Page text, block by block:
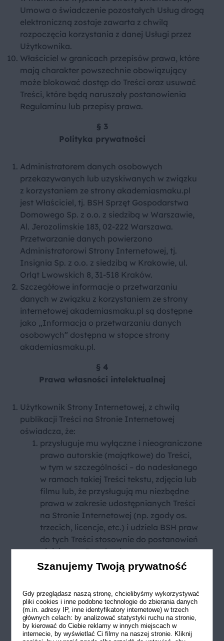
Umowa o świadczenie pozostałych Usług drogą
elektroniczną zostaje zawarta z chwilą
rozpoczęcia korzystania z danej Usługi przez
Użytkownika.
Właściciel w granicach przepisów prawa, które
mają charakter powszechnie obowiązujący
może blokować dostęp do Treści oraz usuwać
Treści, które będą naruszały postanowienia
Regulaminu lub przepisy prawa.
§ 3
Polityka prywatności
Administratorem danych osobowych
przekazywanych lub uzyskiwanych w związku
z korzystaniem ze strony akademiasmaku.pl
jest Właściciel, tj. BSH Sprzęt Gospodarstwa
Domowego Sp. z o.o. z siedzibą w Warszawie,
Al. Jerozolimskie 183, 02-222 Warszawa.
Przetwarzanie danych powierzono
Administratorowi Strony Internetowej, tj.
Insignia Sp. z o.o. z siedzibą w Krakowie, ul.
Orląt Lwowskich 8, 31-518 Kraków.
Szczegółowe informacje o przetwarzaniu
danych w związku z korzystaniem ze strony
internetowej akademiasmaku.pl są dostępne
jako „Informacja o przetwarzaniu danych
osobowych” dostępna w stopce strony
akademiasmaku.pl.
§ 4
Prawa własności intelektualnej
Użytkownik Strony Internetowej, z chwilą
publikacji Treści na Stronie Internetowej
oświadcza, że:
przysługuje mu wyłączne i nieograniczone
prawo autorskie (majątkowe) do Treści,
w tym w szczególności – do nadesłanego
w ramach takiej Treści tekstu, zdjęcia lub
filmu lub, że przysługują mu niezbędne
prawa w zakresie udostępnianych Treści
na Stronie Internetowej (np. zgody os.
trzecich, licencje, etc.) i udziela BSH praw
do tych Treści stosownie do postanowień
niniejszego Regulaminu;
Treści zamieszczane przez Użytkownika
i innymi prawami osób trzecich, a także –
że nie narusza żadnych praw ani prawnie
chronionych dóbr osób trzecich;
Treści zamieszczane przez Użytkownika
Szanujemy Twoją prywatność
Gdy przeglądasz naszą stronę, chcielibyśmy wykorzystywać
pliki cookies i inne podobne technologie do zbierania danych
(m.in. adresy IP, inne identyfikatory internetowe) w trzech
głównych celach: by analizować statystyki ruchu na stronie,
by kierować do Ciebie reklamy w innych miejscach w
internecie, by wyświetlać Ci filmy na naszej stronie. Kliknij